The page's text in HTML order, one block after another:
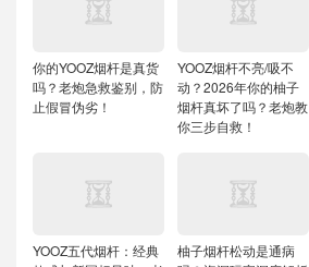
你的YOOZ烟杆是真货
吗？老炮急救鉴别，防
止假冒伪劣！
YOOZ烟杆不亮/吸不
动？2026年你的柚子
烟杆真坏了吗？老炮教
你三步自救！
YOOZ五代烟杆：经典
柚子烟杆松动是通病